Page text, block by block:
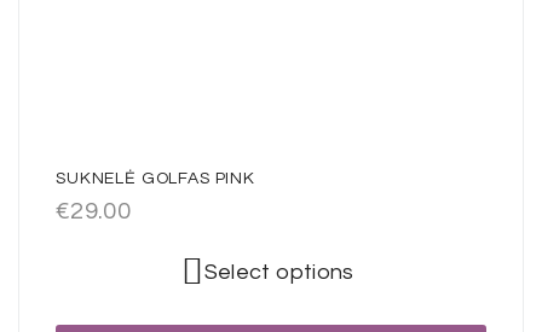
SUKNELĖ GOLFAS PINK
€29.00
Select options